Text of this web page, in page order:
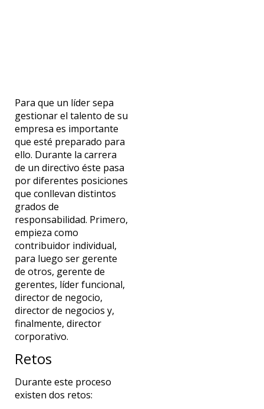
Para que un líder sepa
gestionar el talento de su
empresa es importante
que esté preparado para
ello. Durante la carrera
de un directivo éste pasa
por diferentes posiciones
que conllevan distintos
grados de
responsabilidad. Primero,
empieza como
contribuidor individual,
para luego ser gerente
de otros, gerente de
gerentes, líder funcional,
director de negocio,
director de negocios y,
finalmente, director
corporativo.
Retos
Durante este proceso
existen dos retos: